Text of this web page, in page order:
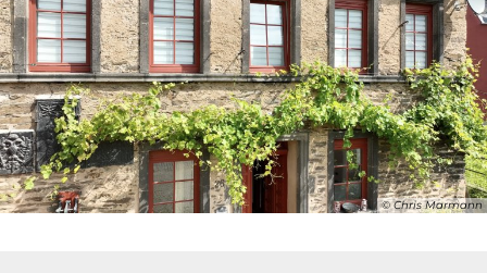
© Chris Marmann